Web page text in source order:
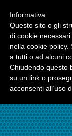
Informativa
Questo sito o gli
di cookie
nella cookie
a tutti o ad alcuni
Chiudendo questo
su un link o
acconsenti all’uso